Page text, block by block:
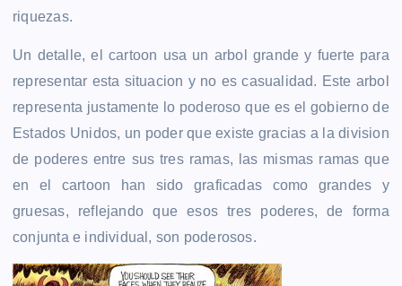
riquezas.
Un detalle, el cartoon usa un arbol grande y fuerte para
representar esta situacion y no es casualidad. Este arbol
representa justamente lo poderoso que es el gobierno de
Estados Unidos, un poder que existe gracias a la division
de poderes entre sus tres ramas, las mismas ramas que
en el cartoon han sido graficadas como grandes y
gruesas, reflejando que esos tres poderes, de forma
conjunta e individual, son poderosos.